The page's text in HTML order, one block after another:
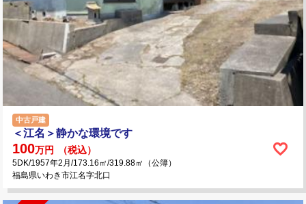
中古戸建
＜江名＞静かな環境です
100万円 （税込）
5DK/1957年2月/173.16㎡/319.88㎡（公簿）
福島県いわき市江名字北口